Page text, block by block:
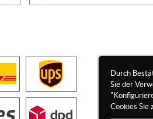
Durch
Sie der
Cookies Sie